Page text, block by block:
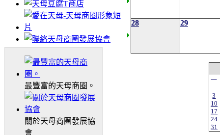
最豐富的天母商圈。
關於天母商圈發展協
會
28 29
一
3
10
17
24
31